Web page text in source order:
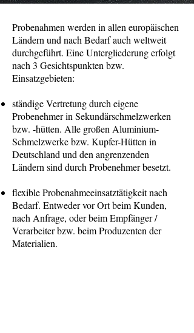
Probenahmen werden in allen europäischen
Ländern und nach Bedarf auch weltweit
durchgeführt. Eine Untergliederung erfolgt
nach 3 Gesichtspunkten bzw.
Einsatzgebieten:
ständige Vertretung durch eigene
Probenehmer in Sekundärschmelzwerken
bzw. -hütten. Alle großen Aluminium-
Schmelzwerke bzw. Kupfer-Hütten in
Deutschland und den angrenzenden
Ländern sind durch Probenehmer besetzt.
flexible Probenahmeeinsatztätigkeit nach
Bedarf. Entweder vor Ort beim Kunden,
nach Anfrage, oder beim Empfänger /
Verarbeiter bzw. beim Produzenten der
Materialien.